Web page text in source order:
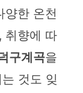
양한 온천
취향에 따
구계곡을
것도 잊